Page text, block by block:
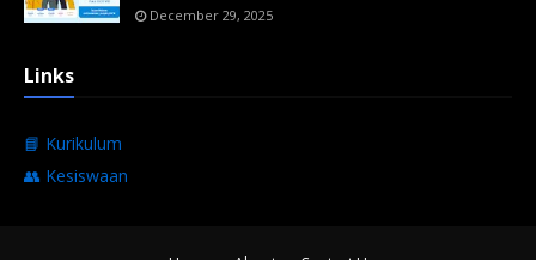
December 29, 2025
Links
📘 Kurikulum
👥 Kesiswaan